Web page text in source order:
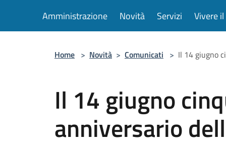
Amministrazione Novità Servizi Vivere
Home > Novità > Comunicati > Il 14 giugno
Il 14 giugno
anniversario